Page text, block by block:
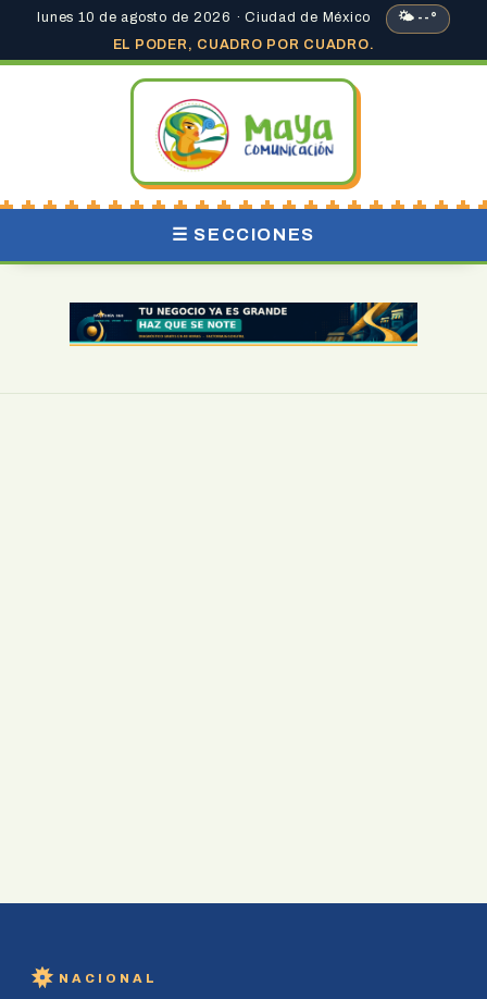
lunes 10 de agosto de 2026 · Ciudad de México
🌤 --°
EL PODER, CUADRO POR CUADRO.
☰ SECCIONES
NACIONAL